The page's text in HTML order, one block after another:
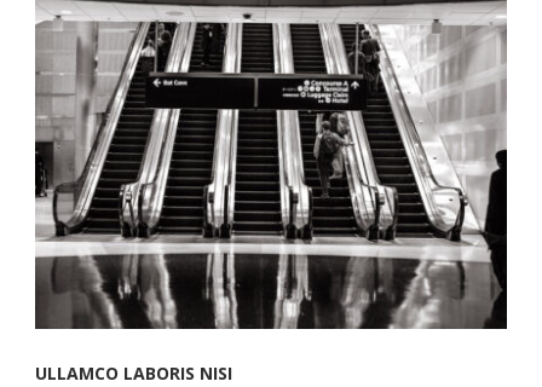
ULLAMCO LABORIS NISI